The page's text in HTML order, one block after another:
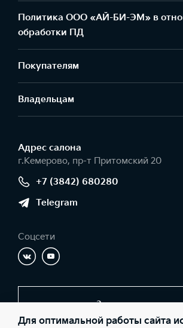
Политика ООО «АЙ-БИ-ЭМ» в
обработки ПД
Покупателям
Владельцам
Адрес салонa
г.Кемерово, пр-т Притомский 20
+7 (3842) 680280
Telegram
Соцсети
Заказать звонок
Для оптимальной работы сайта